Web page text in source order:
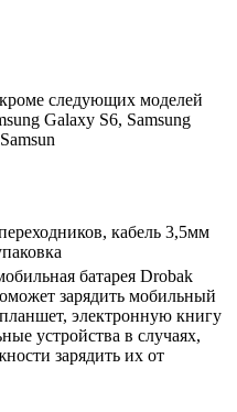
следующих моделей
Galaxy S6, Samsung
кабель 3,5мм
батарея Drobak
зарядить мобильный
электронную книгу
устройства в случаях,
зарядить их от